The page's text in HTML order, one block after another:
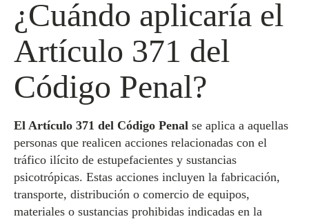
¿Cuándo aplicaría el
Artículo 371 del
Código Penal?
El Artículo 371 del Código Penal se aplica a aquellas
personas que realicen acciones relacionadas con el
tráfico ilícito de estupefacientes y sustancias
psicotrópicas. Estas acciones incluyen la fabricación,
transporte, distribución o comercio de equipos,
materiales o sustancias prohibidas indicadas en la